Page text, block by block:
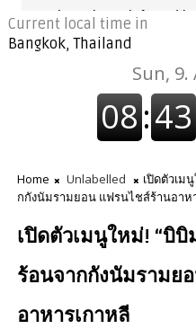
Current local time in
Bangkok, Thailand
Home Unlabelled
เปิดตัวเม
กกังนัมรามยอน แฟรนไชส์ร้านอาห
เปิดตัวเมนูใหม่! “บิบิ
ร้อนจากกังนัมรามย
อาหารเกาหลี